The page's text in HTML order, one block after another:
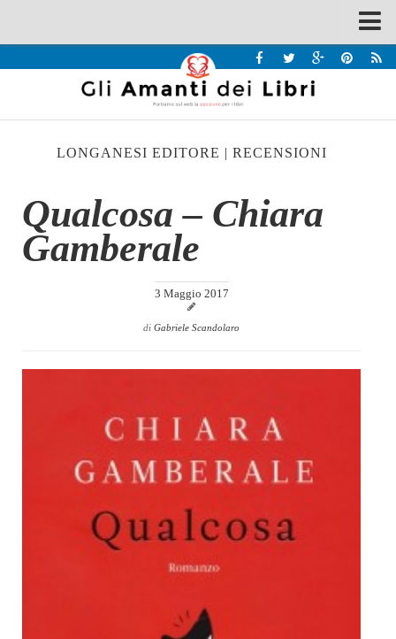
Recensioni
Interviste & Incontri
Bandi
Chi siamo
Contatti
Dicono di Noi
Archivio
LONGANESI EDITORE | RECENSIONI
Qualcosa – Chiara
Gamberale
3 Maggio 2017
di Gabriele Scandolaro